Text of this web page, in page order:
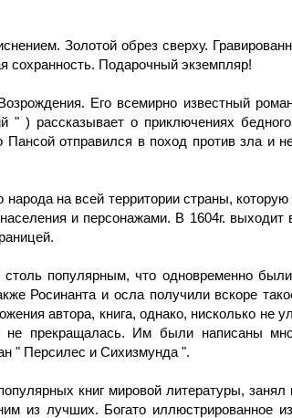
Золотой обрез сверху.
сохранность. Подарочный экземпляр!
Его всемирно известный
) рассказывает о приключениях
отправился в поход против зла и
на всей территории страны,
и персонажами. В 1604г. выходит
популярным, что одновременно
Росинанта и осла получили вскоре
автора, книга, однако, нисколько не
не прекращалась. Им были написаны
" Персилес и Сихизмунда ".
книг мировой литературы, занял
из лучших. Богато иллюстрированное